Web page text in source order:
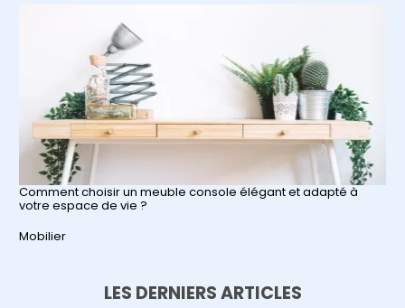
Comment choisir un meuble console élégant et adapté à
votre espace de vie ?
Par rapport à
Mobilier
LES DERNIERS ARTICLES